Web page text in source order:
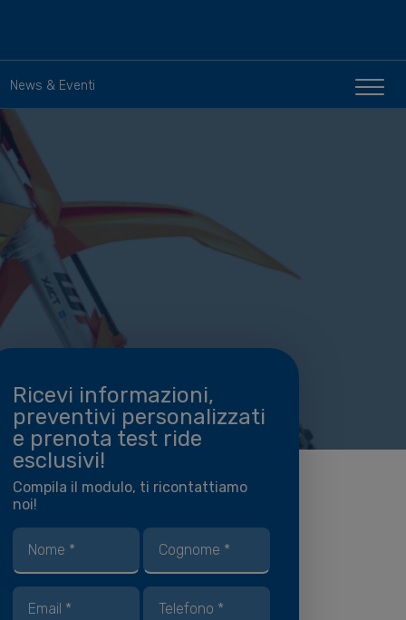
News & Eventi
Ricevi informazioni,
preventivi personalizzati
e prenota test ride
esclusivi!
Compila il modulo, ti ricontattiamo
noi!